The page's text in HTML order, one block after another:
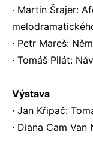
∙ Martin Šrajer:
∙ Petr Mareš:
∙ Tomáš Pilát:
Výstava
∙ Jan Křipač:
∙ Diana Cam